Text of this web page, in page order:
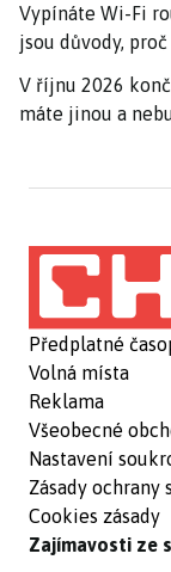
Vypínáte Wi-Fi
jsou důvody,
V říjnu 2026
máte jinou a
Předplatné
Volná místa
Reklama
Všeobecné
Nastavení
Zásady ochrany
Cookies zásady
Zajímavosti ze